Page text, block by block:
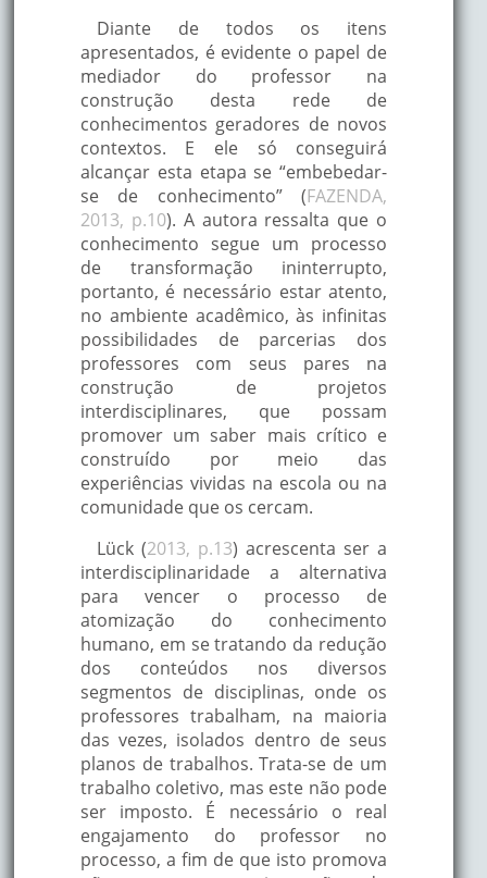
Diante de todos os itens
apresentados, é evidente o papel de
mediador do professor na
construção desta rede de
conhecimentos geradores de novos
contextos. E ele só conseguirá
alcançar esta etapa se “embebedar-
se de conhecimento” (FAZENDA,
2013, p.10). A autora ressalta que o
conhecimento segue um processo
de transformação ininterrupto,
portanto, é necessário estar atento,
no ambiente acadêmico, às infinitas
possibilidades de parcerias dos
professores com seus pares na
construção de projetos
interdisciplinares, que possam
promover um saber mais crítico e
construído por meio das
experiências vividas na escola ou na
comunidade que os cercam.
Lück (2013, p.13) acrescenta ser a
interdisciplinaridade a alternativa
para vencer o processo de
atomização do conhecimento
humano, em se tratando da redução
dos conteúdos nos diversos
segmentos de disciplinas, onde os
professores trabalham, na maioria
das vezes, isolados dentro de seus
planos de trabalhos. Trata-se de um
trabalho coletivo, mas este não pode
ser imposto. É necessário o real
engajamento do professor no
processo, a fim de que isto promova